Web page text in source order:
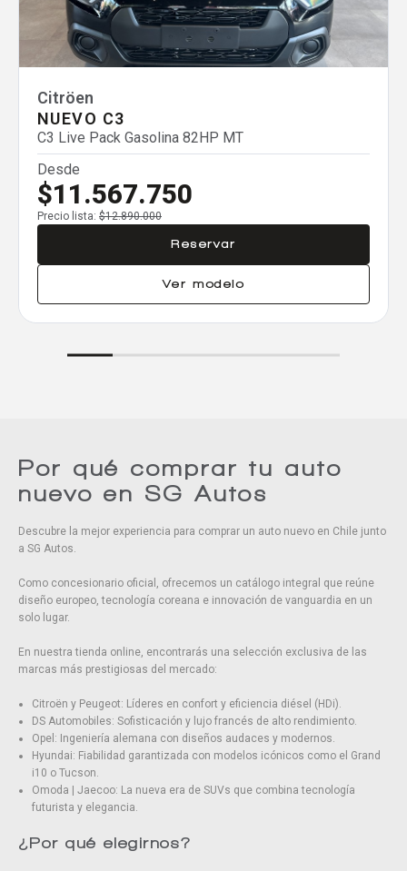
Citröen
NUEVO C3
C3 Live Pack Gasolina 82HP MT
Desde
$11.567.750
Precio lista: $12.890.000
Reservar
Ver modelo
Comparador
Agregar un vehículo
Por qué comprar tu auto
nuevo en SG Autos
Descubre la mejor experiencia para comprar un auto nuevo en Chile junto
a SG Autos.
Como concesionario oficial, ofrecemos un catálogo integral que reúne
diseño europeo, tecnología coreana e innovación de vanguardia en un
solo lugar.
En nuestra tienda online, encontrarás una selección exclusiva de las
marcas más prestigiosas del mercado:
Citroën y Peugeot: Líderes en confort y eficiencia diésel (HDi).
DS Automobiles: Sofisticación y lujo francés de alto rendimiento.
Opel: Ingeniería alemana con diseños audaces y modernos.
Hyundai: Fiabilidad garantizada con modelos icónicos como el Grand
i10 o Tucson.
Omoda | Jaecoo: La nueva era de SUVs que combina tecnología
futurista y elegancia.
¿Por qué elegirnos?